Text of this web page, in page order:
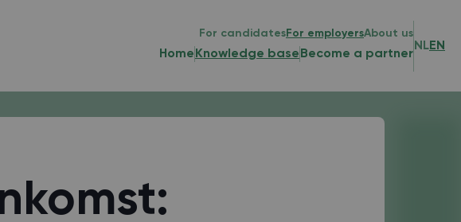
For candidates For employersAbout us
Home Knowledge base Become a partner
NLEN